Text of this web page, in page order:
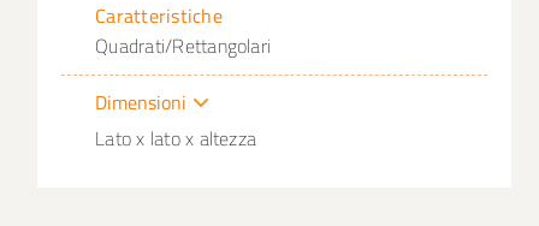
Caratteristiche
Quadrati/Rettangolari
Dimensioni
Lato x lato x altezza